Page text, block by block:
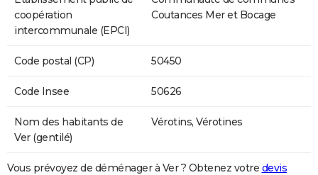
coopération
intercommunale (EPCI)
Coutances Mer et Bocage
Code postal (CP) 50450
Code Insee 50626
Nom des habitants de
Ver (gentilé)
Vérotins, Vérotines
Vous prévoyez de déménager à Ver ? Obtenez votre devis